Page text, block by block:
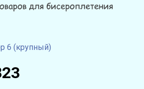
6 (крупный)